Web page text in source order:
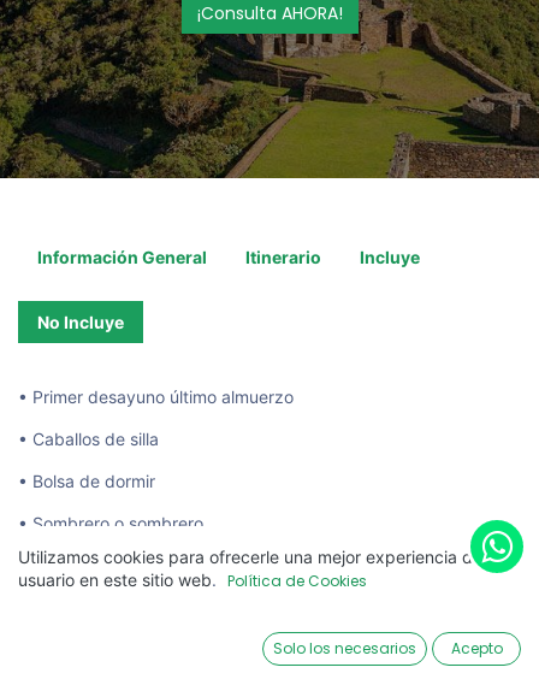
¡Consulta AHORA!
Información General Itinerario Incluye
No Incluye
• Primer desayuno último almuerzo
• Caballos de silla
• Bolsa de dormir
• Sombrero o sombrero
• Bloqueador solar
Utilizamos cookies para ofrecerle una mejor experiencia de
usuario en este sitio web. Política de Cookies
Solo los necesarios Acepto